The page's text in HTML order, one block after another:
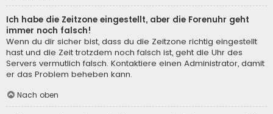
Ich habe die Zeitzone eingestellt, aber die Forenuhr geht
immer noch falsch!
Wenn du dir sicher bist, dass du die Zeitzone richtig eingestellt
hast und die Zeit trotzdem noch falsch ist, geht die Uhr des
Servers vermutlich falsch. Kontaktiere einen Administrator, damit
er das Problem beheben kann.
Nach oben